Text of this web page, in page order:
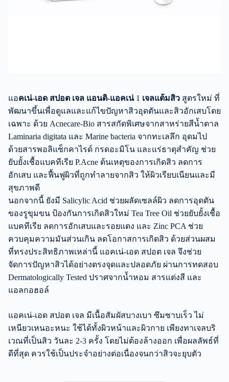
แอคเน่-เอด สปอต เจล แอนติ-แอคเน่ 1 เจลแต้มสิว สูตรใหม่ ที่
พัฒนาขึ้นเพื่อดูแลและแก้ไขปัญหาสิวอุดตันและสิวอักเสบโดย
เฉพาะ ด้วย Acnecare-Bio สารสกัดพิเศษจากสาหร่ายสีน้ำตาล
Laminaria digitata และ Marine bacteria จากทะเลลึก อุดมไป
ด้วยสารพอลิแซ็กคาไรด์ กรดอะมิโน และแร่ธาตุสำคัญ ช่วย
ยับยั้งเชื้อแบคทีเรีย P.Acne ต้นเหตุของการเกิดสิว ลดการ
อักเสบ และฟื้นฟูผิวที่ถูกทำลายจากสิว ให้ผิวเรียบเนียนและมี
สุขภาพดี
นอกจากนี้ ยังมี Salicylic Acid ช่วยผลัดเซลล์ผิว ลดการอุดตัน
ของรูขุมขน ป้องกันการเกิดสิวใหม่ Tea Tree Oil ช่วยยับยั้งเชื้อ
แบคทีเรีย ลดการอักเสบและรอยแดง และ Zinc PCA ช่วย
ควบคุมความมันส่วนเกิน ลดโอกาสการเกิดสิว ด้วยส่วนผสม
ที่ทรงประสิทธิภาพเหล่านี้ แอคเน่-เอด สปอต เจล จึงช่วย
จัดการปัญหาสิวได้อย่างตรงจุดและปลอดภัย ผ่านการทดสอบ
Dermatologically Tested ปราศจากน้ำหอม สารแต่งสี และ
แอลกอฮอล์
แอคเน่-เอด สปอต เจล มีเนื้อสัมผัสบางเบา ซึมซาบเร็ว ไม่
เหนียวเหนอะหนะ ใช้ได้ทั้งผิวหน้าและผิวกาย เพียงทาเจลบริ
เวณที่เป็นสิว วันละ 2-3 ครั้ง โดยไม่ต้องล้างออก เพื่อผลลัพธ์ที่
ดีที่สุด ควรใช้เป็นประจำอย่างต่อเนื่องจนกว่าสิวจะยุบตัว